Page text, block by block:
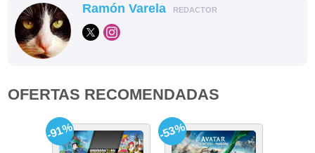
Ramón Varela REDACTOR
OFERTAS RECOMENDADAS
-91% -53%